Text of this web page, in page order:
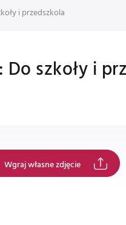
i przedszkola
szkoły i
Wgraj własne zdjęcie